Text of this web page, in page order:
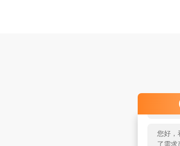
您好
服务
您好，
了需求